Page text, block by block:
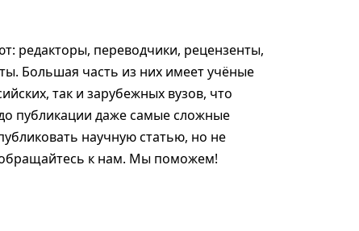
редакторы, переводчики, рецензенты,
Большая часть из них имеет учёные
так и зарубежных вузов, что
публикации даже самые сложные
научную статью, но не
обращайтесь к нам. Мы поможем!